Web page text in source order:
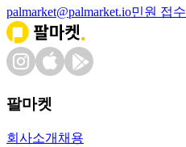
palmarket@palmarket.io민원 접수
팔마켓
회사소개 채용